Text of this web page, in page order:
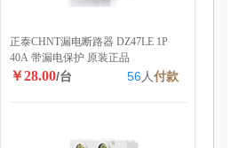
正泰CHNT漏电断路器 DZ47LE 1P
40A 带漏电保护 原装正品
￥28.00/台 56人付款